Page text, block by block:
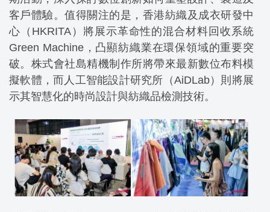
客戶體驗。值得關注的是，香港紡織及成衣研發中
心（HKRITA）將展示革命性的混合材料回收系統
Green Machine，凸顯紡織業在環保領域的重要突
破。株式會社島精機制作所將帶來最新數位布料模
擬軟體，而人工智能設計研究所（AiDLab）則將展
示其智慧化的時尚設計與紡織品檢測技術。